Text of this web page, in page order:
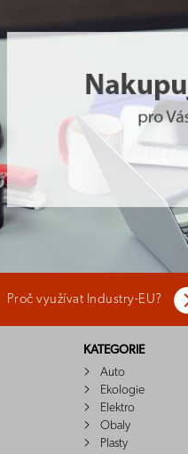
Proč využívat Industry-EU?
KATEGORIE
Auto
Ekologie
Elektro
Obaly
Plasty